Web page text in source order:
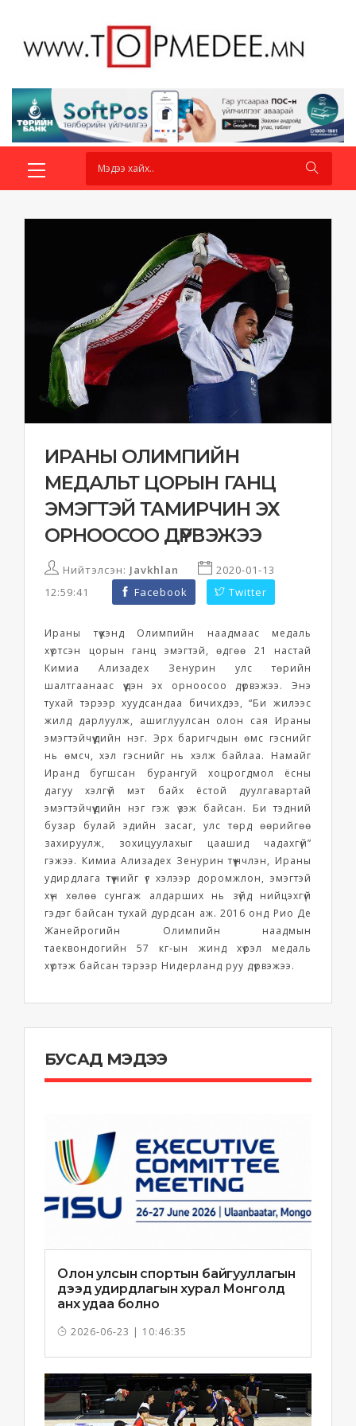
ИРАНЫ ОЛИМПИЙН
МЕДАЛЬТ ЦОРЫН ГАНЦ
ЭМЭГТЭЙ ТАМИРЧИН ЭХ
ОРНООСОО ДҮРВЭЖЭЭ
Нийтэлсэн: Javkhlan
2020-01-13
12:59:41
Facebook Twitter
Ираны түүхэнд Олимпийн наадмаас медаль
хүртсэн цорын ганц эмэгтэй, өдгөө 21 настай
Кимиа Ализадех Зенурин улс төрийн
шалтгаанаас үүдэн эх орноосоо дүрвэжээ. Энэ
тухай тэрээр хуудсандаа бичихдээ, “Би жилээс
жилд дарлуулж, ашиглуулсан олон сая Ираны
эмэгтэйчүүдийн нэг. Эрх баригчдын өмс гэснийг
нь өмсч, хэл гэснийг нь хэлж байлаа. Намайг
Иранд бугшсан бурангуй хоцрогдмол ёсны
дагуу хэлгүй мэт байх ёстой дуулгавартай
эмэгтэйчүүдийн нэг гэж үзэж байсан. Би тэдний
бузар булай эдийн засаг, улс төрд өөрийгөө
захируулж, зохицуулахыг цаашид чадахгүй”
гэжээ. Кимиа Ализадех Зенурин түүнчлэн, Ираны
удирдлага түүнийг үг хэлээр доромжлон, эмэгтэй
хүн хөлөө сунгаж алдарших нь зүйд нийцэхгүй
гэдэг байсан тухай дурдсан аж. 2016 онд Рио Де
Жанейрогийн Олимпийн наадмын
таеквондогийн 57 кг-ын жинд хүрэл медаль
хүртэж байсан тэрээр Нидерланд руу дүрвэжээ.
БУСАД МЭДЭЭ
Олон улсын спортын байгууллагын
дээд удирдлагын хурал Монголд
анх удаа болно
2026-06-23 | 10:46:35